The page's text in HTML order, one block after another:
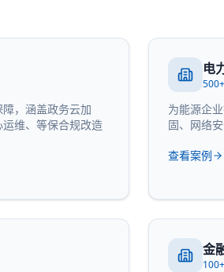
，涵盖政务云加
维、等保合规改造
电
500+
为能源企
固、网络
查看案例
金
100+